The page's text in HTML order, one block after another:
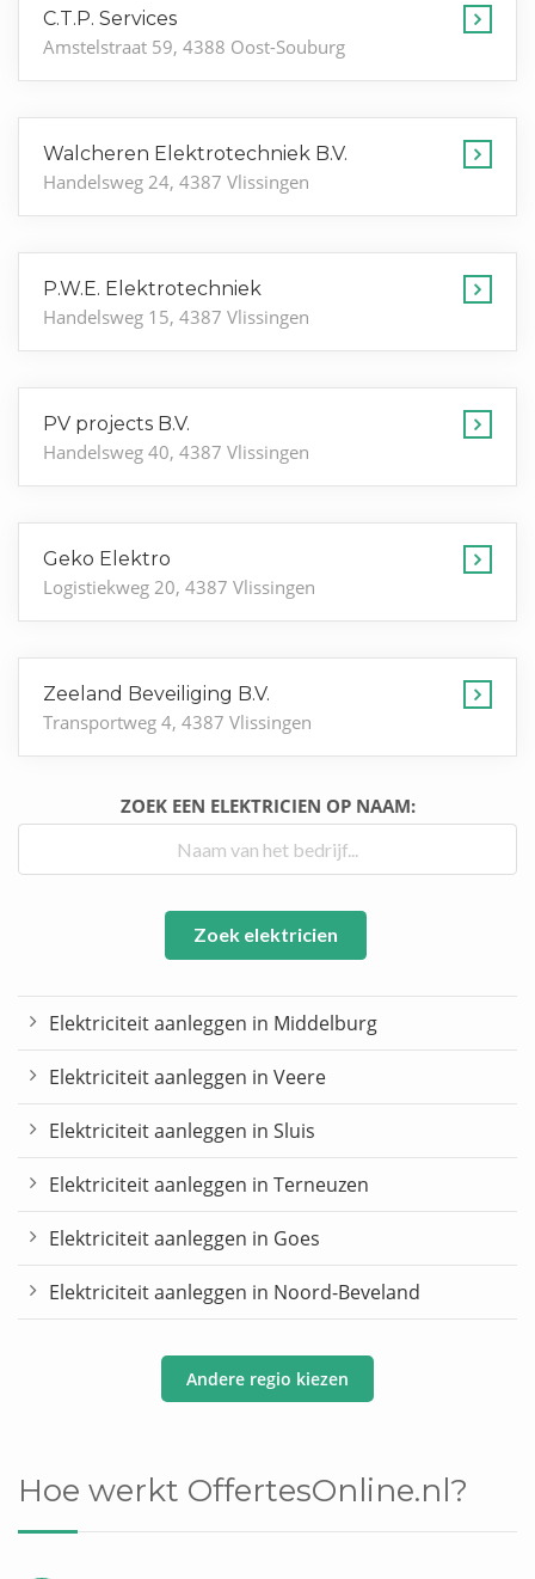
C.T.P. Services
Amstelstraat 59, 4388 Oost-Souburg
Walcheren Elektrotechniek B.V.
Handelsweg 24, 4387 Vlissingen
P.W.E. Elektrotechniek
Handelsweg 15, 4387 Vlissingen
PV projects B.V.
Handelsweg 40, 4387 Vlissingen
Geko Elektro
Logistiekweg 20, 4387 Vlissingen
Zeeland Beveiliging B.V.
Transportweg 4, 4387 Vlissingen
ZOEK EEN ELEKTRICIEN OP NAAM:
Zoek elektricien
Elektriciteit aanleggen in Middelburg
Elektriciteit aanleggen in Veere
Elektriciteit aanleggen in Sluis
Elektriciteit aanleggen in Terneuzen
Elektriciteit aanleggen in Goes
Elektriciteit aanleggen in Noord-Beveland
Andere regio kiezen
Hoe werkt OffertesOnline.nl?